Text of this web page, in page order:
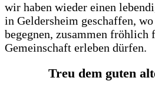
wir haben wieder einen
in Geldersheim geschaffen,
begegnen, zusammen fröhlich
Gemeinschaft erleben dürfen.
Treu dem guten